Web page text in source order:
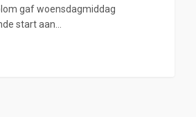
gaf woensdagmiddag
start aan…